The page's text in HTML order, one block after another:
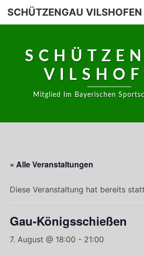
Skip
SCHÜTZENGAU VILSHOFEN
Mitglied Im Bayerischen
« Alle Veranstaltungen
Diese Veranstaltung hat bereits
Gau-Königsschießen
7. August @ 18:00 - 21:00